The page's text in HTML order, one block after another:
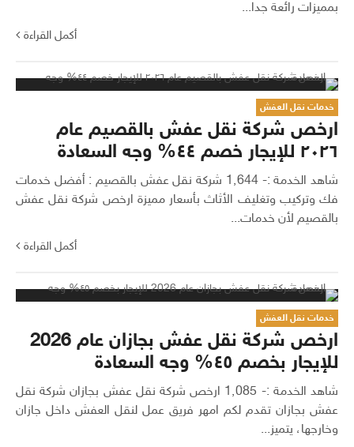
بمميزات رائعة جدا...
أكمل القراءة
خدمات نقل العفش
ارخص شركة نقل عفش بالقصيم عام
٢٠٢٦ للإيجار خصم ٤٤% وجه السعادة
شاهد الخدمة :- 1٬644 شركة نقل عفش بالقصيم : أفضل خدمات
فك وتركيب وتغليف الأثاث بأسعار مميزة ارخص شركة نقل عفش
بالقصيم لأن خدمات...
أكمل القراءة
خدمات نقل العفش
ارخص شركة نقل عفش بجازان عام 2026
للإيجار بخصم ٤٥% وجه السعادة
شاهد الخدمة :- 1٬085 ارخص شركة نقل عفش بجازان شركة نقل
عفش بجازان تقدم لكم امهر فريق عمل لنقل العفش داخل جازان
وخارجها، يتميز...